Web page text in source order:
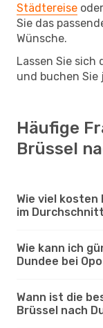
Städtereise
Sie das
Wünsche.
Lassen Sie
und buchen
Häufige
Brüssel
Wie viel kosten
im
Wie kann ich
Dundee bei
Wann ist die
Brüssel nach